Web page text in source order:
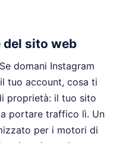
del sito web
domani Instagram
tuo account, cosa ti
proprietà: il tuo sito
portare traffico lì. Un
per i motori di